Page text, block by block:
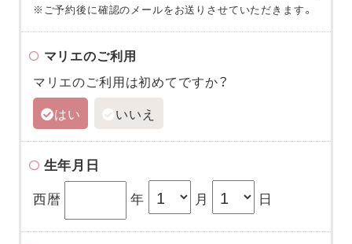
※ご予約後に確認のメールをお送りさせていただきます。
マリエのご利用
マリエのご利用は初めてですか？
はい
いいえ
生年月日
西暦
年 月 日